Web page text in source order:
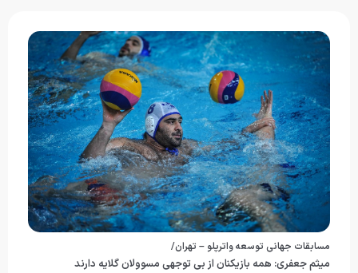
مسابقات جهانی توسعه واترپلو – تهران/
میثم جعفری: همه بازیکنان از بی توجهی مسوولان گلایه دارند